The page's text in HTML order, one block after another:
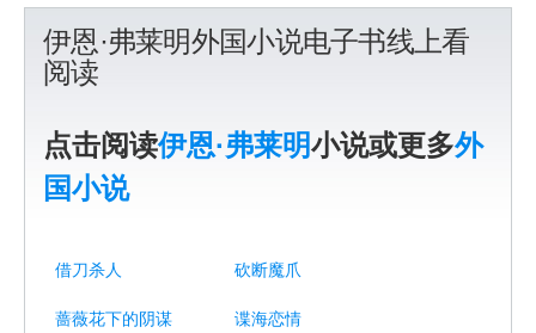
伊恩·弗莱明外国小说电子书线上看
阅读
点击阅读伊恩·弗莱明小说或更多外
国小说
借刀杀人 砍断魔爪
蔷薇花下的阴谋 谍海恋情